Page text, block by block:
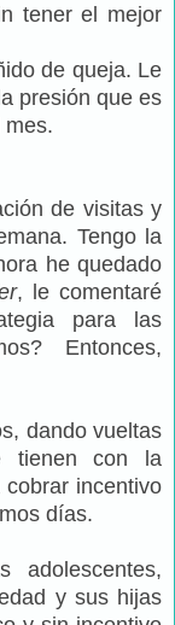
tener el mejor
de queja. Le
presión que es
mes.
de visitas y
Tengo la
he quedado
, le comentaré
para las
Entonces,
dando vueltas
tienen con la
incentivo
días.
adolescentes,
y sus hijas